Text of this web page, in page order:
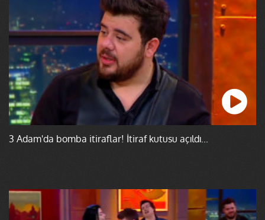
3 Adam'da bomba itiraflar! İtiraf kutusu açıldı...